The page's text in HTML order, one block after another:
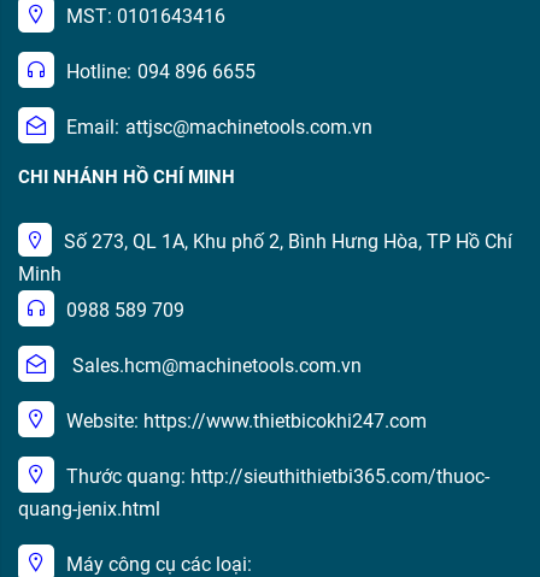
MST: 0101643416
Hotline: 094 896 6655
Email: attjsc@machinetools.com.vn
CHI NHÁNH HỒ CHÍ MINH
Số 273, QL 1A, Khu phố 2, Bình Hưng Hòa, TP Hồ Chí
Minh
0988 589 709
Sales.hcm@machinetools.com.vn
Website: https://www.thietbicokhi247.com
Thước quang: http://sieuthithietbi365.com/thuoc-
quang-jenix.html
Máy công cụ các loại: